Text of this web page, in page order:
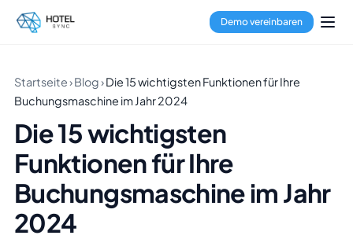
Demo vereinbaren
Startseite›Blog›Die 15 wichtigsten Funktionen für Ihre
Buchungsmaschine im Jahr 2024
Die 15 wichtigsten
Funktionen für Ihre
Buchungsmaschine im Jahr
2024